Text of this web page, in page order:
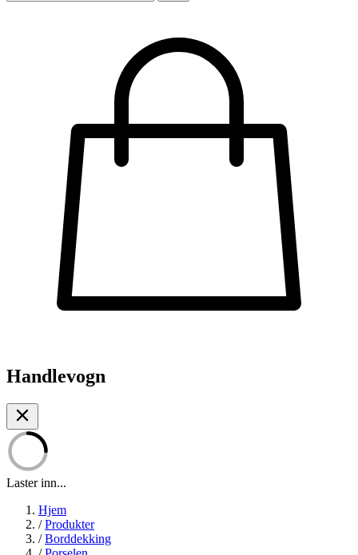
Handlevogn
Laster inn...
Hjem
/ Produkter
/ Borddekking